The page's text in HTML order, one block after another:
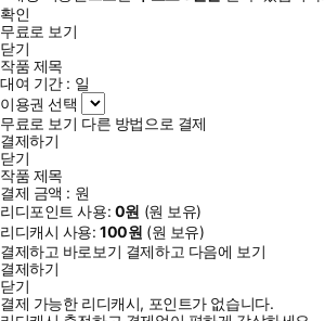
확인
무료로 보기
닫기
작품 제목
대여 기간 : 일
이용권 선택
무료로 보기 다른 방법으로 결제
결제하기
닫기
작품 제목
결제 금액 : 원
리디포인트 사용: 0원 (원 보유)
리디캐시 사용:100원 (원 보유)
결제하고 바로보기 결제하고 다음에 보기
결제하기
닫기
결제 가능한 리디캐시, 포인트가 없습니다.